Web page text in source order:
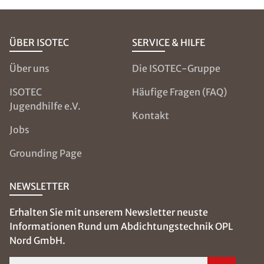
ÜBER ISOTEC
Über uns
ISOTEC
Jugendhilfe e.V.
Jobs
Grounding Page
SERVICE & HILFE
Die ISOTEC-Gruppe
Häufige Fragen (FAQ)
Kontakt
NEWSLETTER
Erhalten Sie mit unserem Newsletter neuste
Informationen Rund um Abdichtungstechnik OPL
Nord GmbH.